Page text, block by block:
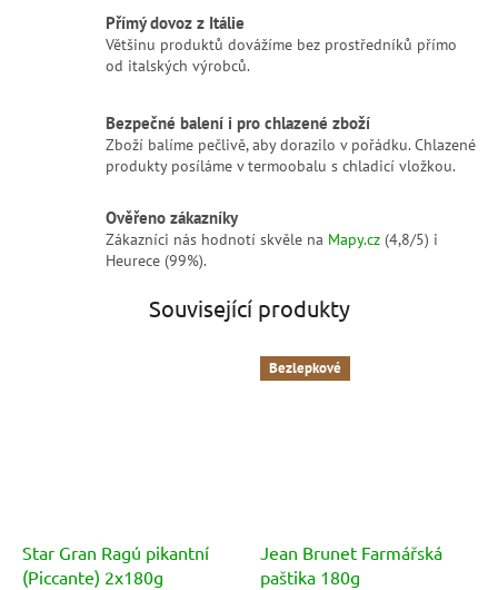
Přímý dovoz z Itálie
Většinu produktů dovážíme bez prostředníků přímo
od italských výrobců.
Bezpečné balení i pro chlazené zboží
Zboží balíme pečlivě, aby dorazilo v pořádku. Chlazené
produkty posíláme v termoobalu s chladicí vložkou.
Ověřeno zákazníky
Zákazníci nás hodnotí skvěle na Mapy.cz (4,8/5) i
Heurece (99%).
Související produkty
Star Gran Ragú pikantní
(Piccante) 2x180g
Bezlepkové
Jean Brunet Farmářská
paštika 180g